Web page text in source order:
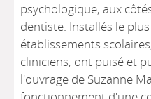
psychologique, aux
dentiste. Installés le
établissements
cliniciens, ont puisé et
l'ouvrage de Suzanne